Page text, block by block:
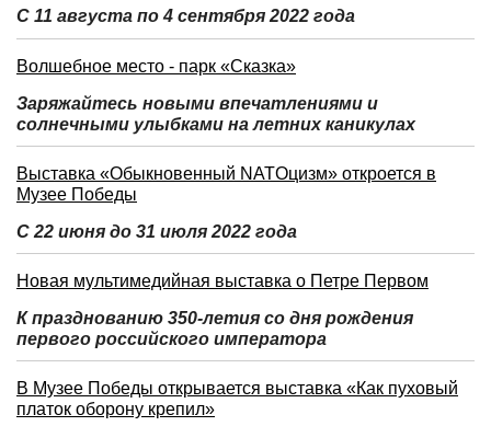
С 11 августа по 4 сентября 2022 года
Волшебное место - парк «Сказка»
Заряжайтесь новыми впечатлениями и
солнечными улыбками на летних каникулах
Выставка «Обыкновенный NATOцизм» откроется в
Музее Победы
С 22 июня до 31 июля 2022 года
Новая мультимедийная выставка о Петре Первом
К празднованию 350-летия со дня рождения
первого российского императора
В Музее Победы открывается выставка «Как пуховый
платок оборону крепил»